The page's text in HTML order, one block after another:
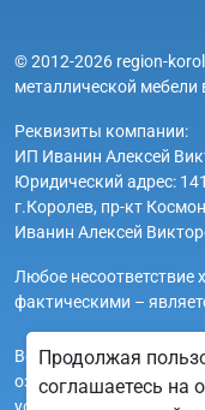
© 2012-2026 region-
металлической мебели
Реквизиты компании:
ИП Иванин Алексей
Юридический адрес:
г.Королев, пр-кт
Иванин Алексей
Любое несоответствие
фактическими –
Вся информация на
ознакомительный и
Продолжая
соглашаетесь на